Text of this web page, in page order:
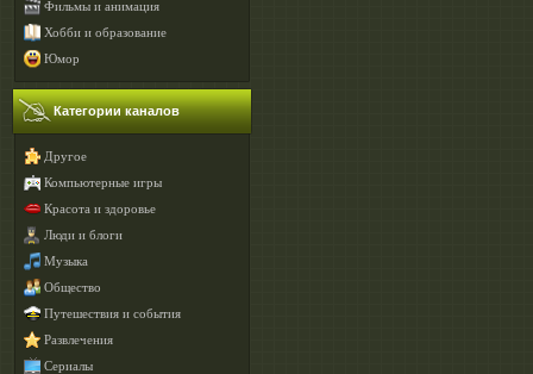
Фильмы и анимация
Хобби и образование
Юмор
Категории каналов
Другое
Компьютерные игры
Красота и здоровье
Люди и блоги
Музыка
Общество
Путешествия и события
Развлечения
Сериалы